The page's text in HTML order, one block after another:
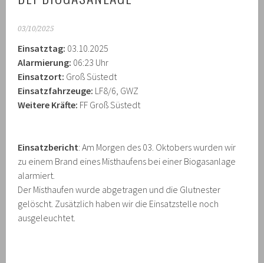
03/10/2025
Einsatztag: 03.10.2025
Alarmierung: 06:23 Uhr
Einsatzort: Groß Süstedt
Einsatzfahrzeuge: LF8/6, GWZ
Weitere Kräfte: FF Groß Süstedt
Einsatzbericht: Am Morgen des 03. Oktobers wurden wir
zu einem Brand eines Misthaufens bei einer Biogasanlage
alarmiert.
Der Misthaufen wurde abgetragen und die Glutnester
gelöscht. Zusätzlich haben wir die Einsatzstelle noch
ausgeleuchtet.